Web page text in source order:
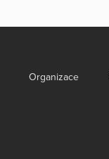
Organizace